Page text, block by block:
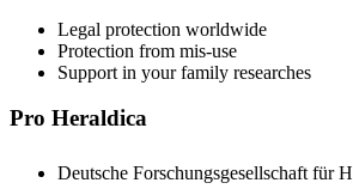
Legal protection worldwide
Protection from mis-use
Support in your family researches
Pro Heraldica
Deutsche Forschungsgesellschaft für